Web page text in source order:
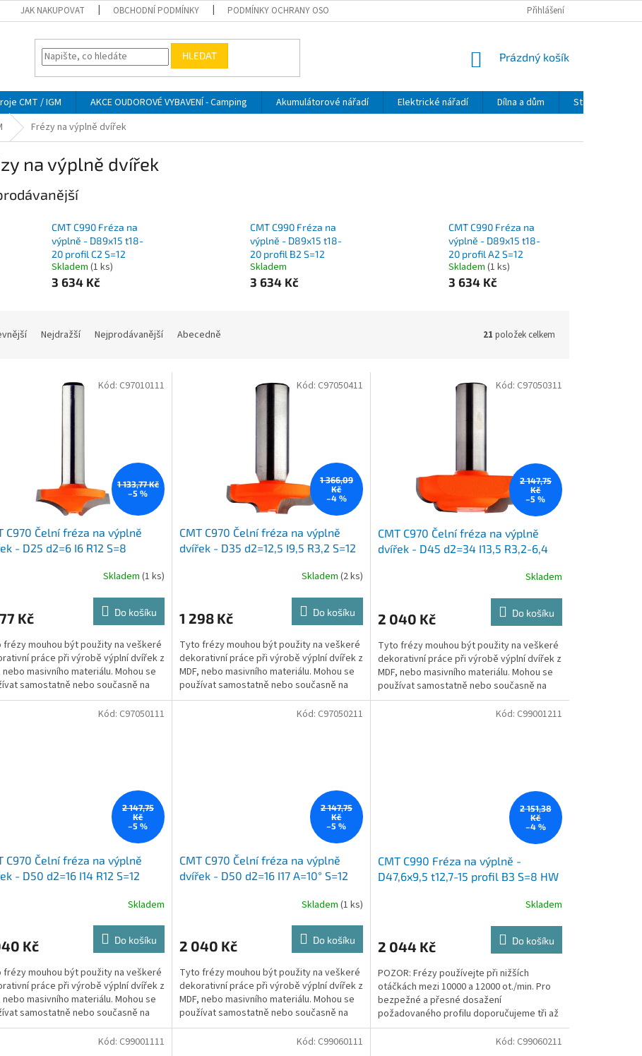
JAK NAKUPOVAT OBCHODNÍ PODMÍNKY PODMÍNKY OCHRANY OSOBNÍCH ÚDAJŮ Přihlášení
HLEDAT
NÁKUPNÍ
Prázdný košík
CMT / IGM AKCE OUDOROVÉ VYBAVENÍ - Camping Akumulátorové nářadí Elektrické nářadí Dílna a dům
Stavební
Frézy na výplně dvířek
na výplně dvířek
CMT C990 Fréza na
výplně - D89x15 t18-
20 profil C2 S=12
Skladem (1 ks)
3 634 Kč
CMT C990 Fréza na
výplně - D89x15 t18-
20 profil B2 S=12
Skladem
3 634 Kč
CMT C990 Fréza na
výplně - D89x15 t18-
20 profil A2 S=12
Skladem (1 ks)
3 634 Kč
Nejdražší Nejprodávanější Abecedně 21 položek celkem
1 133,77 Kč
–5 %
C970 Čelní fréza na výplně
- D25 d2=6 I6 R12 S=8
Skladem (1 ks)
Kč Do košíku
frézy mouhou být použity na veškeré
práce při výrobě výplní dvířek z
nebo masivního materiálu. Mohou se
samostatně nebo současně na
Kód: C97010111
1 366,09
Kč
–4 %
CMT C970 Čelní fréza na výplně
dvířek - D35 d2=12,5 I9,5 R3,2 S=12
Skladem (2 ks)
1 298 Kč Do košíku
Tyto frézy mouhou být použity na veškeré
dekorativní práce při výrobě výplní dvířek z
MDF, nebo masivního materiálu. Mohou se
používat samostatně nebo současně na
vytvoření...
Kód: C97050411
2 147,75
Kč
–5 %
CMT C970 Čelní fréza na výplně
dvířek - D45 d2=34 I13,5 R3,2-6,4
Skladem
2 040 Kč Do košíku
Tyto frézy mouhou být použity na veškeré
dekorativní práce při výrobě výplní dvířek z
MDF, nebo masivního materiálu. Mohou se
používat samostatně nebo současně na
vytvoření...
Kód: C97050311
2 147,75
Kč
–5 %
C970 Čelní fréza na výplně
- D50 d2=16 I14 R12 S=12
Skladem
Kč Do košíku
frézy mouhou být použity na veškeré
práce při výrobě výplní dvířek z
nebo masivního materiálu. Mohou se
samostatně nebo současně na
Kód: C97050111
2 147,75
Kč
–5 %
CMT C970 Čelní fréza na výplně
dvířek - D50 d2=16 I17 A=10° S=12
Skladem (1 ks)
2 040 Kč Do košíku
Tyto frézy mouhou být použity na veškeré
dekorativní práce při výrobě výplní dvířek z
MDF, nebo masivního materiálu. Mohou se
používat samostatně nebo současně na
vytvoření...
Kód: C97050211
2 151,38
Kč
–4 %
CMT C990 Fréza na výplně -
D47,6x9,5 t12,7-15 profil B3 S=8 HW
Skladem
2 044 Kč Do košíku
POZOR: Frézy používejte při nižších
otáčkách mezi 10000 a 12000 ot./min. Pro
bezpežné a přesné dosažení
požadovaného profilu doporučujeme tři až
pět průchodů. Výkon frézky musí...
Kód: C99001211
Kód: C99001111 Kód: C99060111 Kód: C99060211